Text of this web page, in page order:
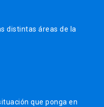
distintas áreas de la
que ponga en